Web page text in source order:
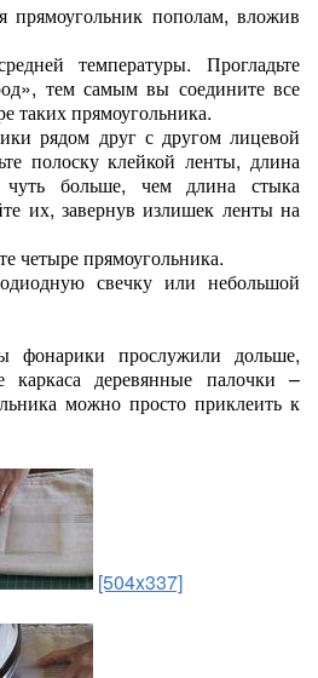
прямоугольник пополам, вложив
температуры. Прогладьте
тем самым вы соедините все
таких прямоугольника.
рядом друг с другом лицевой
полоску клейкой ленты, длина
больше, чем длина стыка
их, завернув излишек ленты на
четыре прямоугольника.
свечку или небольшой
фонарики прослужили дольше,
каркаса деревянные палочки –
можно просто приклеить к
[504x337]